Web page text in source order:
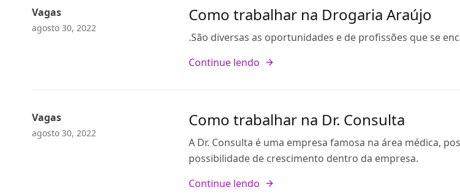
Vagas
agosto 30, 2022
Como trabalhar na Drogaria Araújo
.São diversas as oportunidades e de profissões que se
Continue lendo
Vagas
agosto 30, 2022
Como trabalhar na Dr. Consulta
A Dr. Consulta é uma empresa famosa na área médica,
possibilidade de crescimento dentro da empresa.
Continue lendo